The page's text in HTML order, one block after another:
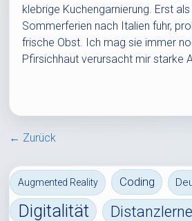
klebrige Kuchengarnierung. Erst
Sommerferien nach Italien fuhr,
frische Obst. Ich mag sie immer
Pfirsichhaut verursacht mir starke
← Zurück
Augmented Reality Coding
Digitalität